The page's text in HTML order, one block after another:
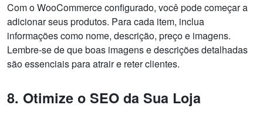
Com o WooCommerce configurado, você pode começar a
adicionar seus produtos. Para cada item, inclua
informações como nome, descrição, preço e imagens.
Lembre-se de que boas imagens e descrições detalhadas
são essenciais para atrair e reter clientes.
8. Otimize o SEO da Sua Loja